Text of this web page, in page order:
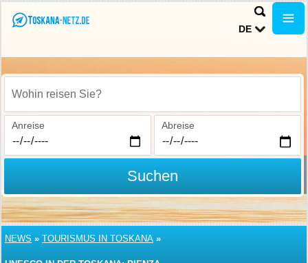
DE
Wohin reisen Sie?
Anreise Abreise
Suchen
NEWS » TOURISMUS IN TOSKANA »